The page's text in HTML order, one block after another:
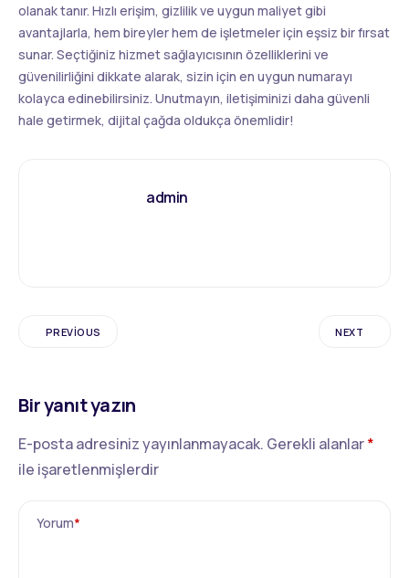
olanak tanır. Hızlı erişim, gizlilik ve uygun maliyet gibi
avantajlarla, hem bireyler hem de işletmeler için eşsiz bir fırsat
sunar. Seçtiğiniz hizmet sağlayıcısının özelliklerini ve
güvenilirliğini dikkate alarak, sizin için en uygun numarayı
kolayca edinebilirsiniz. Unutmayın, iletişiminizi daha güvenli
hale getirmek, dijital çağda oldukça önemlidir!
admin
PREVIOUS NEXT
Bir yanıt yazın
E-posta adresiniz yayınlanmayacak. Gerekli alanlar*
ile işaretlenmişlerdir
Yorum*